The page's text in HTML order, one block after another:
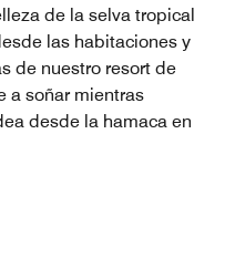
de la selva tropical
las habitaciones y
de nuestro resort de
a soñar mientras
desde la hamaca en